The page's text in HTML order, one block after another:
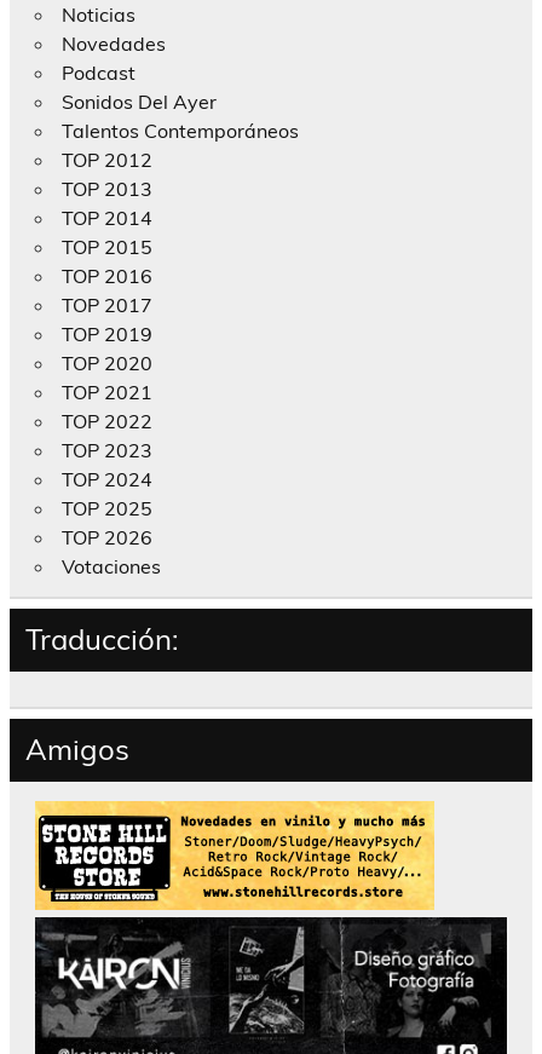
Noticias
Novedades
Podcast
Sonidos Del Ayer
Talentos Contemporáneos
TOP 2012
TOP 2013
TOP 2014
TOP 2015
TOP 2016
TOP 2017
TOP 2019
TOP 2020
TOP 2021
TOP 2022
TOP 2023
TOP 2024
TOP 2025
TOP 2026
Votaciones
Traducción:
Amigos